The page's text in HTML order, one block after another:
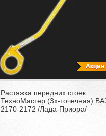
Растяжка передних стоек
ТехноМастер (3х-точечная)
2170-2172 /Лада-Приора/